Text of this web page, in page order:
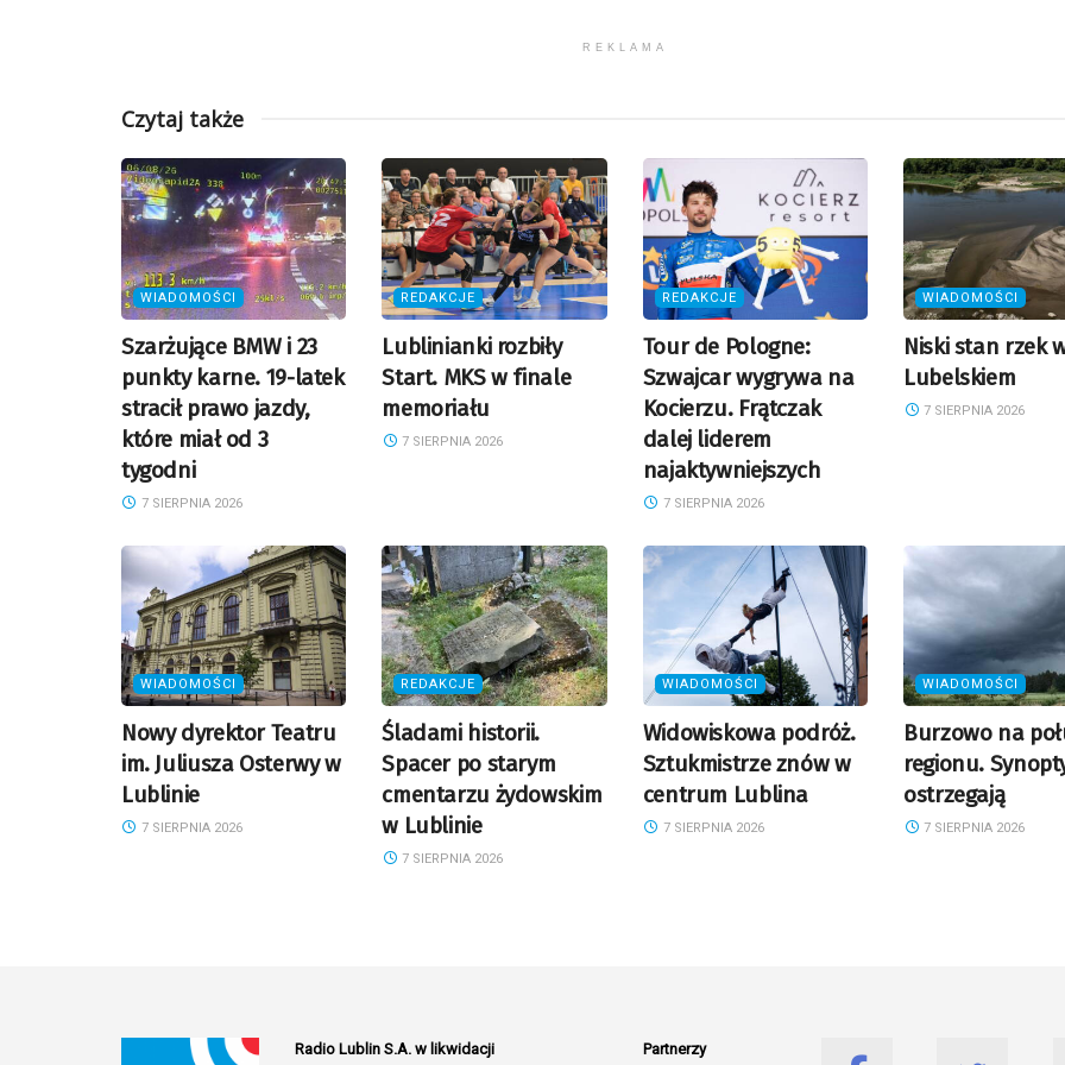
REKLAMA
Czytaj także
WIADOMOŚCI
Szarżujące BMW i 23
punkty karne. 19-latek
stracił prawo jazdy,
które miał od 3
tygodni
7 SIERPNIA 2026
REDAKCJE
Lublinianki rozbiły
Start. MKS w finale
memoriału
7 SIERPNIA 2026
REDAKCJE
Tour de Pologne:
Szwajcar wygrywa na
Kocierzu. Frątczak
dalej liderem
najaktywniejszych
7 SIERPNIA 2026
WIADOMOŚCI
Niski stan rzek
Lubelskiem
7 SIERPNIA 2026
WIADOMOŚCI
Nowy dyrektor Teatru
im. Juliusza Osterwy w
Lublinie
7 SIERPNIA 2026
REDAKCJE
Śladami historii.
Spacer po starym
cmentarzu żydowskim
w Lublinie
7 SIERPNIA 2026
WIADOMOŚCI
Widowiskowa podróż.
Sztukmistrze znów w
centrum Lublina
7 SIERPNIA 2026
WIADOMOŚCI
Burzowo na
regionu.
ostrzegają
7 SIERPNIA 2026
Radio Lublin S.A. w likwidacji
Partnerzy